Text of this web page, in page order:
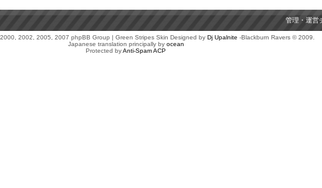
管理・運営
2002, 2005, 2007 phpBB Group | Green Stripes Skin Designed by Dj Upalnite -Blackburn Ravers © 2009.
Japanese translation principally by ocean
Protected byAnti-Spam ACP